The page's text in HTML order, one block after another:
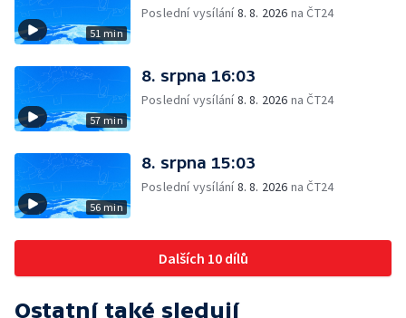
51 min
Poslední vysílání8. 8. 2026 na ČT24
57 min
8. srpna 16:03
Poslední vysílání8. 8. 2026 na ČT24
56 min
8. srpna 15:03
Poslední vysílání8. 8. 2026 na ČT24
Dalších 10 dílů
Ostatní také sledují